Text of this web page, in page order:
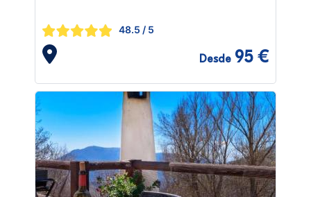
48.5 / 5
Desde 95 €